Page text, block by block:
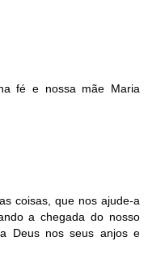
fé e nossa mãe Maria
coisas, que nos ajude-a
a chegada do nosso
Deus nos seus anjos e